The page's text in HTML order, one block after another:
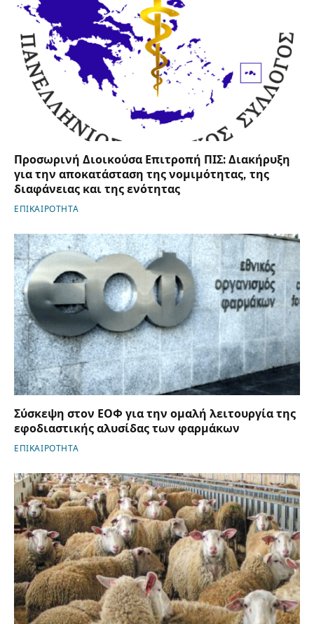
Προσωρινή Διοικούσα Επιτροπή ΠΙΣ: Διακήρυξη
για την αποκατάσταση της νομιμότητας, της
διαφάνειας και της ενότητας
ΕΠΙΚΑΙΡΟΤΗΤΑ
Σύσκεψη στον ΕΟΦ για την ομαλή λειτουργία της
εφοδιαστικής αλυσίδας των φαρμάκων
ΕΠΙΚΑΙΡΟΤΗΤΑ